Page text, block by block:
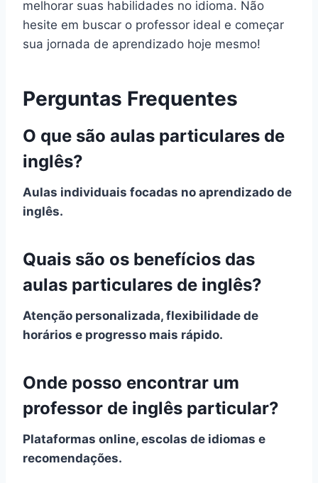
melhorar suas habilidades no idioma. Não
hesite em buscar o professor ideal e começar
sua jornada de aprendizado hoje mesmo!
Perguntas Frequentes
O que são aulas particulares de
inglês?
Aulas individuais focadas no aprendizado de
inglês.
Quais são os benefícios das
aulas particulares de inglês?
Atenção personalizada, flexibilidade de
horários e progresso mais rápido.
Onde posso encontrar um
professor de inglês particular?
Plataformas online, escolas de idiomas e
recomendações.